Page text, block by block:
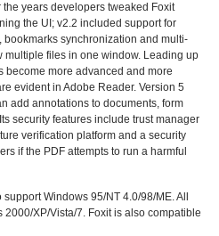
the years developers tweaked Foxit
the UI; v2.2 included support for
synchronization and multi-
files in one window. Leading up
become more advanced and more
evident in Adobe Reader. Version 5
add annotations to documents, form
security features include trust manager
verification platform and a security
if the PDF attempts to run a harmful
Windows 95/NT 4.0/98/ME. All
XP/Vista/7. Foxit is also compatible